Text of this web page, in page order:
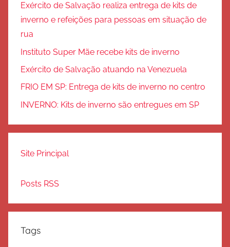
Exército de Salvação realiza entrega de kits de
inverno e refeições para pessoas em situação de
rua
Instituto Super Mãe recebe kits de inverno
Exército de Salvação atuando na Venezuela
FRIO EM SP: Entrega de kits de inverno no centro
INVERNO: Kits de inverno são entregues em SP
Site Principal
Posts RSS
Tags